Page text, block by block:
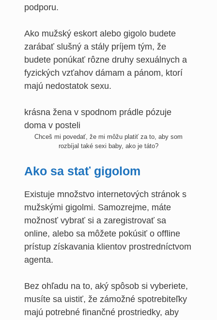
podporu.
Ako mužský eskort alebo gigolo budete
zarábať slušný a stály príjem tým, že
budete ponúkať rôzne druhy sexuálnych a
fyzických vzťahov dámam a pánom, ktorí
majú nedostatok sexu.
Chceš mi povedať, že mi môžu platiť za to, aby som
rozbíjal také sexi baby, ako je táto?
Ako sa stať gigolom
Existuje množstvo internetových stránok s
mužskými gigolmi. Samozrejme, máte
možnosť vybrať si a zaregistrovať sa
online, alebo sa môžete pokúsiť o offline
prístup získavania klientov prostredníctvom
agenta.
Bez ohľadu na to, aký spôsob si vyberiete,
musíte sa uistiť, že zámožné spotrebiteľky
majú potrebné finančné prostriedky, aby